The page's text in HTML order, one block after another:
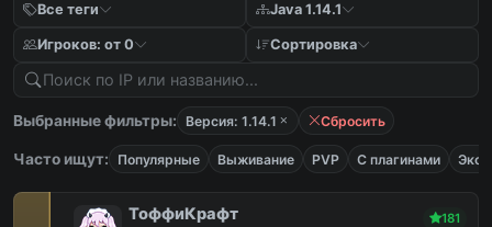
Все теги
Java 1.14.1
Игроков: от 0 Сортировка
Выбранные фильтры: Версия: 1.14.1 Сбросить
Часто ищут: Популярные Выживание PVP С плагинами
ТоффиКрафт
181